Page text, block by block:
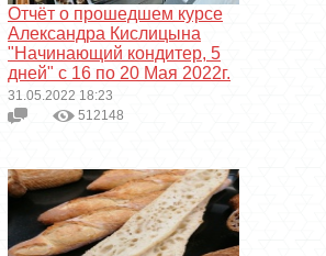
Отчёт о прошедшем курсе
Александра Кислицына
"Начинающий кондитер, 5
дней" с 16 по 20 Мая 2022г.
31.05.2022 18:23
512148